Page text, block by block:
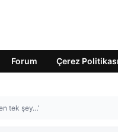
Forum Çerez Politikası
tek şey…’